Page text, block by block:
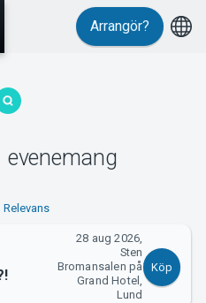
Arrangör?
evenemang
Relevans
28 aug 2026,
Sten
Bromansalen på
Grand Hotel,
Lund
Köp